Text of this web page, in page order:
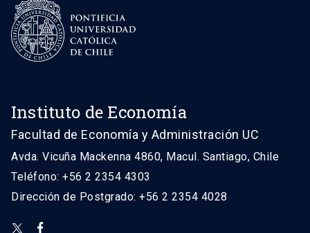
Instituto de Economía
Facultad de Economía y Administración UC
Avda. Vicuña Mackenna 4860, Macul. Santiago, Chile
Teléfono: +56 2 2354 4303
Dirección de Postgrado: +56 2 2354 4028